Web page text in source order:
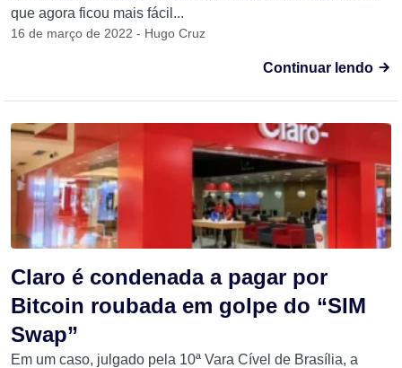
que agora ficou mais fácil...
16 de março de 2022 - Hugo Cruz
Continuar lendo
Claro é condenada a pagar por
Bitcoin roubada em golpe do “SIM
Swap”
Em um caso, julgado pela 10ª Vara Cível de Brasília, a